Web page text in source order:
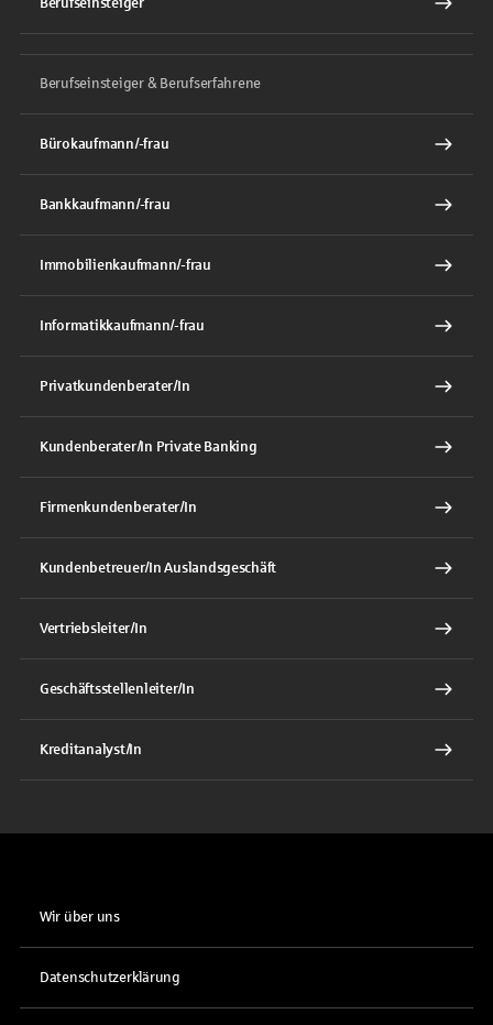
Berufseinsteiger & Berufserfahrene
Bürokaufmann/-frau
Bankkaufmann/-frau
Immobilienkaufmann/-frau
Informatikkaufmann/-frau
Privatkundenberater/In
Kundenberater/In Private Banking
Firmenkundenberater/In
Kundenbetreuer/In Auslandsgeschäft
Vertriebsleiter/In
Geschäftsstellenleiter/In
Kreditanalyst/In
Wir über uns
Datenschutzerklärung